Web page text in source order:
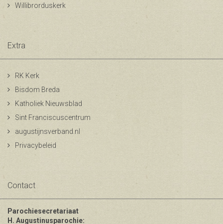
Willibrorduskerk
Extra
RK Kerk
Bisdom Breda
Katholiek Nieuwsblad
Sint Franciscuscentrum
augustijnsverband.nl
Privacybeleid
Contact
Parochiesecretariaat
H. Augustinusparochie: